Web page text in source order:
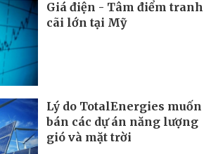
Giá điện - Tâm điểm tranh
cãi lớn tại Mỹ
Lý do TotalEnergies muốn
bán các dự án năng lượng
gió và mặt trời